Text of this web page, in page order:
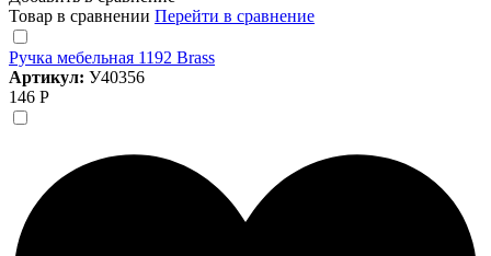
Товар в сравнении Перейти в сравнение
Ручка мебельная 1192 Brass
Артикул: У40356
146 Р